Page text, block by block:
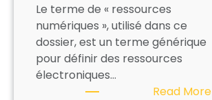
Le terme de « ressources
numériques », utilisé dans ce
dossier, est un terme générique
pour définir des ressources
électroniques…
Read More: